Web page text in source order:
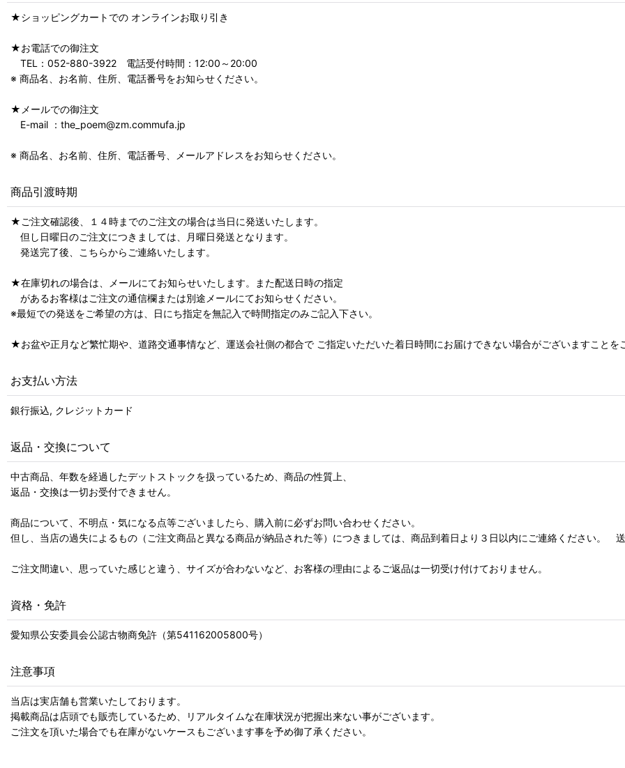
★ショッピングカートでの オンラインお取り引き
★お電話での御注文
TEL：052-880-3922 電話受付時間：12:00～20:00
※ 商品名、お名前、住所、電話番号をお知らせください。
★メールでの御注文
E-mail ：the_poem@zm.commufa.jp
※ 商品名、お名前、住所、電話番号、メールアドレスをお知らせください。
商品引渡時期
★ご注文確認後、１４時までのご注文の場合は当日に発送いたします。
但し日曜日のご注文につきましては、月曜日発送となります。
発送完了後、こちらからご連絡いたします。
★在庫切れの場合は、メールにてお知らせいたします。また配送日時の指定
があるお客様はご注文の通信欄または別途メールにてお知らせください。
※最短での発送をご希望の方は、日にち指定を無記入で時間指定のみご記入下さい。
★お盆や正月など繁忙期や、道路交通事情など、運送会社側の都合で ご指定いただいた着日時間にお届けできない場合がございますことを
お支払い方法
銀行振込, クレジットカード
返品・交換について
中古商品、年数を経過したデットストックを扱っているため、商品の性質上、
返品・交換は一切お受付できません。
商品について、不明点・気になる点等ございましたら、購入前に必ずお問い合わせください。
但し、当店の過失によるもの（ご注文商品と異なる商品が納品された等）につきましては、商品到着日より３日以内にご連絡ください。
ご注文間違い、思っていた感じと違う、サイズが合わないなど、お客様の理由によるご返品は一切受け付けておりません。
資格・免許
愛知県公安委員会公認古物商免許（第541162005800号）
注意事項
当店は実店舗も営業いたしております。
掲載商品は店頭でも販売しているため、リアルタイムな在庫状況が把握出来ない事がございます。
ご注文を頂いた場合でも在庫がないケースもございます事を予め御了承ください。